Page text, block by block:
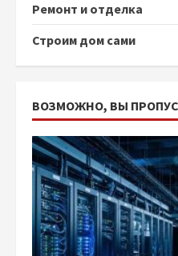
Ремонт и отделка
Строим дом сами
ВОЗМОЖНО, ВЫ